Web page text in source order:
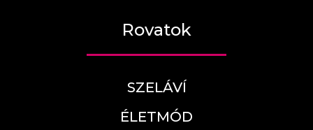
Rovatok
SZELÁVÍ
ÉLETMÓD